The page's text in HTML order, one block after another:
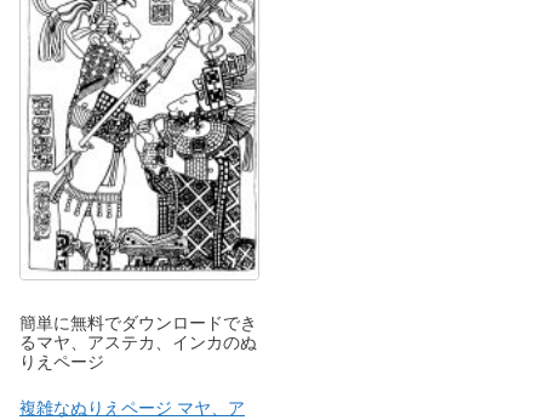
簡単に無料でダウンロードでき
るマヤ、アステカ、インカのぬ
りえページ
複雑なぬりえページ マヤ、ア